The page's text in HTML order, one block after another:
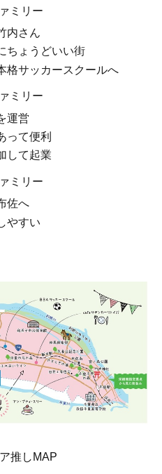
ミリー
内さん
ちょうどいい街
格サッカースクールへ
ミリー
運営
って便利
して起業
ミリー
佐へ
やすい
推しMAP